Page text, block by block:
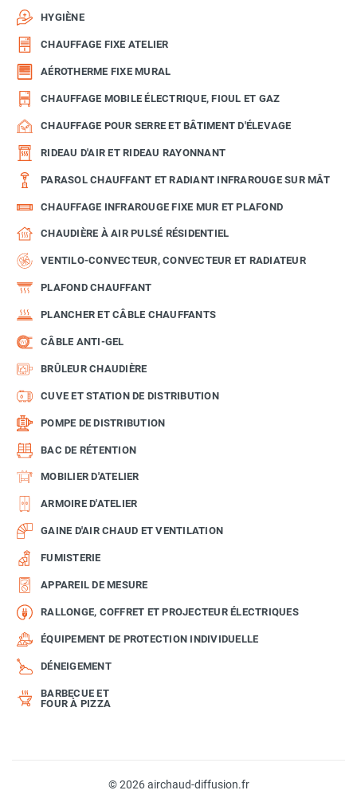
HYGIÈNE
CHAUFFAGE FIXE ATELIER
AÉROTHERME FIXE MURAL
CHAUFFAGE MOBILE ÉLECTRIQUE, FIOUL ET GAZ
CHAUFFAGE POUR SERRE ET BÂTIMENT D'ÉLEVAGE
RIDEAU D'AIR ET RIDEAU RAYONNANT
PARASOL CHAUFFANT ET RADIANT INFRAROUGE SUR MÂT
CHAUFFAGE INFRAROUGE FIXE MUR ET PLAFOND
CHAUDIÈRE À AIR PULSÉ RÉSIDENTIEL
VENTILO-CONVECTEUR, CONVECTEUR ET RADIATEUR
PLAFOND CHAUFFANT
PLANCHER ET CÂBLE CHAUFFANTS
CÂBLE ANTI-GEL
BRÛLEUR CHAUDIÈRE
CUVE ET STATION DE DISTRIBUTION
POMPE DE DISTRIBUTION
BAC DE RÉTENTION
MOBILIER D'ATELIER
ARMOIRE D'ATELIER
GAINE D'AIR CHAUD ET VENTILATION
FUMISTERIE
APPAREIL DE MESURE
RALLONGE, COFFRET ET PROJECTEUR ÉLECTRIQUES
ÉQUIPEMENT DE PROTECTION INDIVIDUELLE
DÉNEIGEMENT
BARBECUE ET
FOUR À PIZZA
© 2026 airchaud-diffusion.fr